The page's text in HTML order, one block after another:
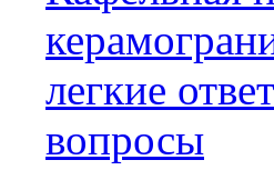
легкие
вопросы